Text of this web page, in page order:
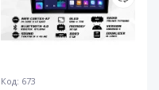
Код: 673